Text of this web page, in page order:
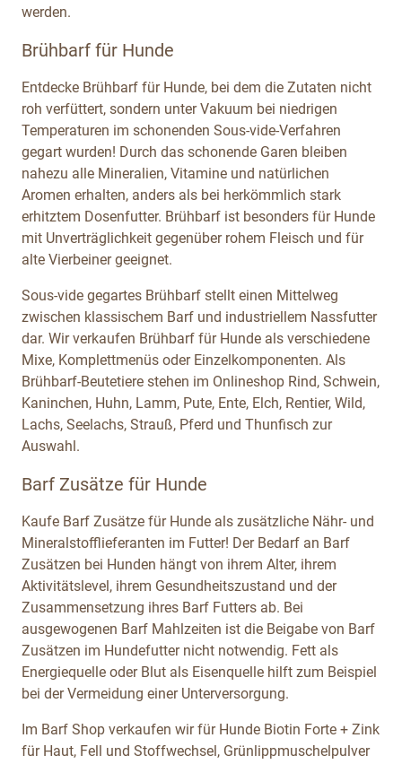
werden.
Brühbarf für Hunde
Entdecke Brühbarf für Hunde, bei dem die Zutaten nicht
roh verfüttert, sondern unter Vakuum bei niedrigen
Temperaturen im schonenden Sous-vide-Verfahren
gegart wurden! Durch das schonende Garen bleiben
nahezu alle Mineralien, Vitamine und natürlichen
Aromen erhalten, anders als bei herkömmlich stark
erhitztem Dosenfutter. Brühbarf ist besonders für Hunde
mit Unverträglichkeit gegenüber rohem Fleisch und für
alte Vierbeiner geeignet.
Sous-vide gegartes Brühbarf stellt einen Mittelweg
zwischen klassischem Barf und industriellem Nassfutter
dar. Wir verkaufen Brühbarf für Hunde als verschiedene
Mixe, Komplettmenüs oder Einzelkomponenten. Als
Brühbarf-Beutetiere stehen im Onlineshop Rind, Schwein,
Kaninchen, Huhn, Lamm, Pute, Ente, Elch, Rentier, Wild,
Lachs, Seelachs, Strauß, Pferd und Thunfisch zur
Auswahl.
Barf Zusätze für Hunde
Kaufe Barf Zusätze für Hunde als zusätzliche Nähr- und
Mineralstofflieferanten im Futter! Der Bedarf an Barf
Zusätzen bei Hunden hängt von ihrem Alter, ihrem
Aktivitätslevel, ihrem Gesundheitszustand und der
Zusammensetzung ihres Barf Futters ab. Bei
ausgewogenen Barf Mahlzeiten ist die Beigabe von Barf
Zusätzen im Hundefutter nicht notwendig. Fett als
Energiequelle oder Blut als Eisenquelle hilft zum Beispiel
bei der Vermeidung einer Unterversorgung.
Im Barf Shop verkaufen wir für Hunde Biotin Forte + Zink
für Haut, Fell und Stoffwechsel, Grünlippmuschelpulver